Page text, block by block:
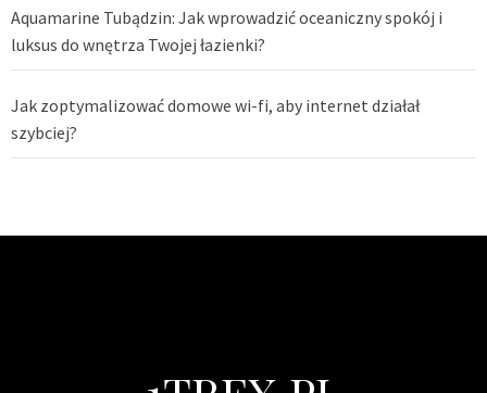
Aquamarine Tubądzin: Jak wprowadzić oceaniczny spokój i
luksus do wnętrza Twojej łazienki?
Jak zoptymalizować domowe wi-fi, aby internet działał
szybciej?